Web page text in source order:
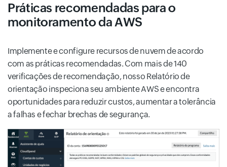
Práticas recomendadas para o
monitoramento da AWS
Implemente e configure recursos de nuvem de acordo
com as práticas recomendadas. Com mais de 140
verificações de recomendação, nosso Relatório de
orientação inspeciona seu ambiente AWS e encontra
oportunidades para reduzir custos, aumentar a tolerância
a falhas e fechar brechas de segurança.